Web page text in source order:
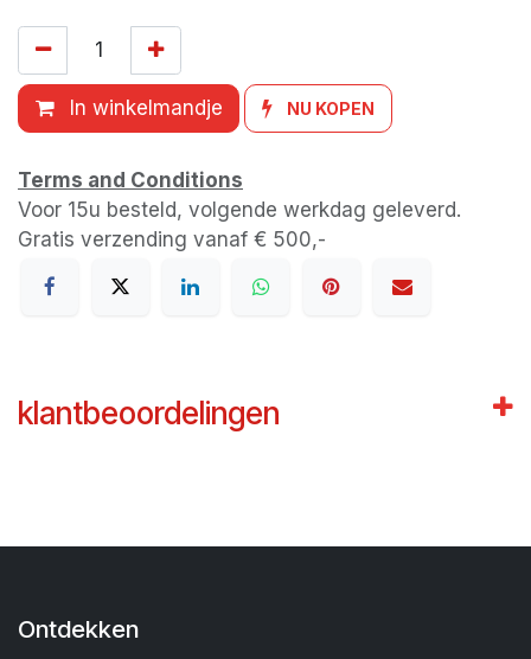
In winkelmandje NU KOPEN
Terms and Conditions
Voor 15u besteld, volgende werkdag geleverd.
Gratis verzending vanaf € 500,-
klantbeoordelingen
Ontdekken